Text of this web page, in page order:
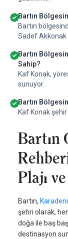
Bartın
Bartın
Sadef Akkonak
Bartın
Sahip?
Kaf Konak,
sunuyor.
Bartın
Kaf Konak
Bartın
Plajı
Bartın,
şehri olarak,
doğa ile baş
destinasyon